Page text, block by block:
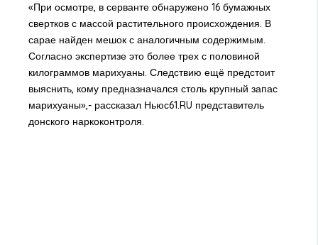
«При осмотре, в серванте обнаружено 16 бумажных
свертков с массой растительного происхождения. В
сарае найден мешок с аналогичным содержимым.
Согласно экспертизе это более трех с половиной
килограммов марихуаны. Следствию ещё предстоит
выяснить, кому предназначался столь крупный запас
марихуаны»,- рассказал Ньюс61.RU представитель
донского наркоконтроля.